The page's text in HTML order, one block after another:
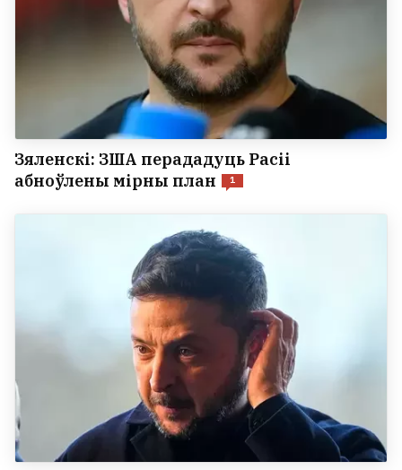
Зяленскі: ЗША перададуць Расіі
абноўлены мірны план
1